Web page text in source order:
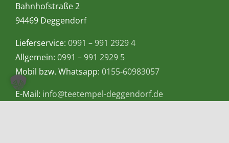
Bahnhofstraße 2
94469 Deggendorf
Lieferservice: 0991 – 991 2929 4
Allgemein: 0991 – 991 2929 5
Mobil bzw. Whatsapp: 0155-60983057
E-Mail: info@teetempel-deggendorf.de